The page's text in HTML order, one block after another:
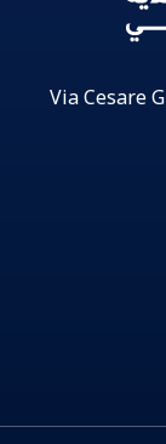
Via Cesare